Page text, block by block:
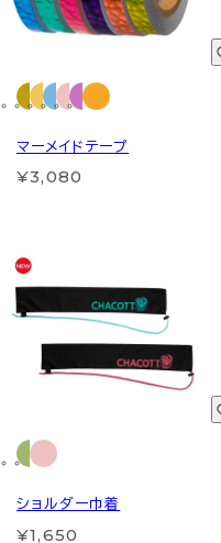
マーメイドテープ
¥3,080
ショルダー巾着
¥1,650